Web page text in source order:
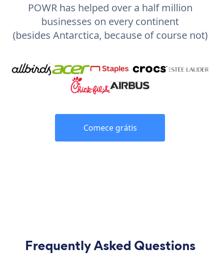
POWR has helped over a half million
businesses on every continent
(besides Antarctica, because of course not)
Comece grátis
Frequently Asked Questions